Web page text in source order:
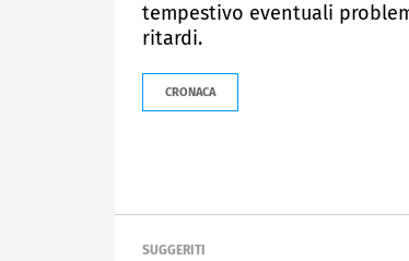
tempestivo eventuali
ritardi.
CRONACA
SUGGERITI